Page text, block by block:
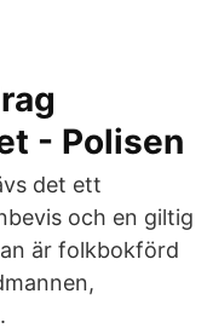
- Polisen
det ett
och en giltig
är folkbokförd